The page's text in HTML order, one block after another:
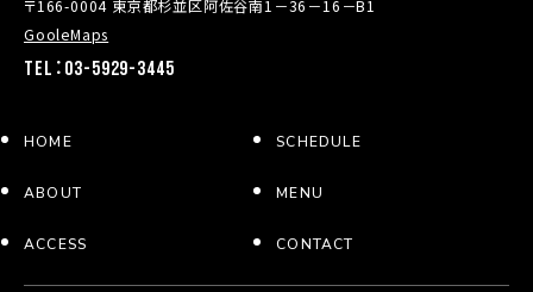
〒166-0004 東京都杉並区阿佐谷南1－36－16－B1
GooleMaps
TEL：03-5929-3445
HOME SCHEDULE
ABOUT MENU
ACCESS CONTACT